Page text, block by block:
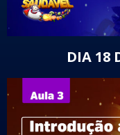
DIA 18